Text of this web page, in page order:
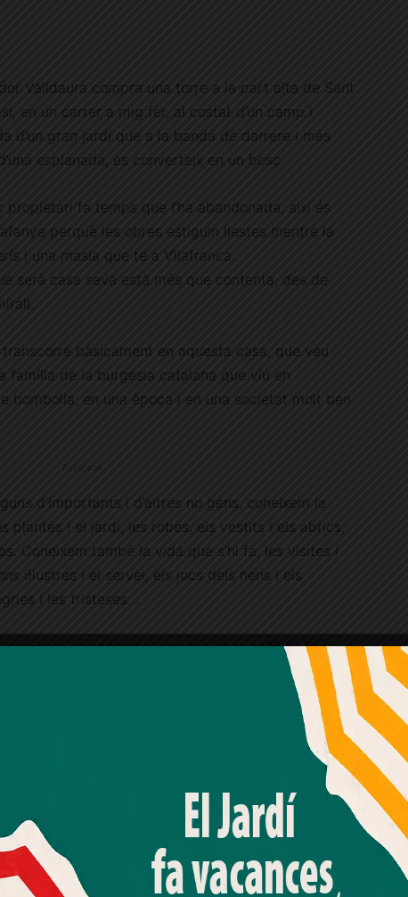
Valldaura compra una torre a la part alta de Sant
en un carrer a mig fer, al costat d’un camp i
d’un gran jardí que a la banda de darrere i més
esplanada, es converteix en un bosc.
propietari fa temps que l’ha abandonada, així és
perquè les obres estiguin llestes mentre la
i una masia que té a Vilafranca.
serà casa seva està més que contenta, des de
transcorre bàsicament en aquesta casa, que veu
família de la burgesia catalana que viu en
bombolla, en una època i en una societat molt ben
Publicitat
d’importants i d’altres no gens, coneixem la
plantes i el jardí, les robes, els vestits i els abrics,
Coneixem també la vida que s’hi fa, les visites i
il·lustres i el servei, els jocs dels nens i els
i les tristeses…
presenta uns personatges que, més enllà de la seva
lloc que els toca viure, són persones normals. No hi
mica de cada segons el moment i les
hi passen coses també normals i, de tant en tant,
explicant el
(diu que
molta por), creant
un estat de
al de
Amb el seu acord, nosaltres fem servir galetes o
tecnologies similars per emmagatzemar, accedir i
processar dades personals com la seva visita a aquest lloc
web. Pot retirar el seu consentiment o oposar-se al
processament de dades basat en interessos legítims en
qualsevol moment fent clic a "Ajustos de cookies" o a la
nostra Política de privacitat en aquest lloc web. Si cliques
"acceptar" dones el teu consentiment
Més informació Acceptar Rebutjar tot